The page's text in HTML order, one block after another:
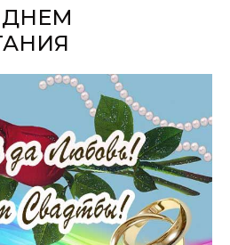
ДНЕМ